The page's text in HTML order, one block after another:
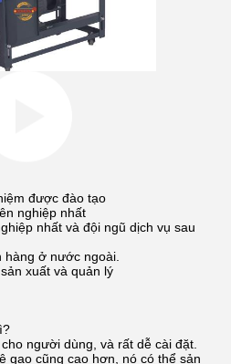
được đào tạo
nghiệp nhất
nhất và đội ngũ dịch vụ sau
hàng ở nước ngoài.
xuất và quản lý
người dùng, và rất dễ cài đặt.
gạo cũng cao hơn, nó có thể sản